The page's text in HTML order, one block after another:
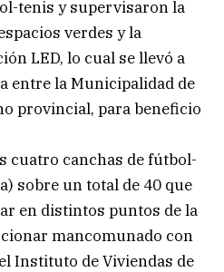
tenis y supervisaron la
verdes y la
LED, lo cual se llevó a
entre la Municipalidad de
provincial, para beneficio
cuatro canchas de fútbol-
sobre un total de 40 que
en distintos puntos de la
mancomunado con
Instituto de Viviendas de